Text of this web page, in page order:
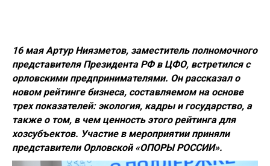
16 маяАртур Ниязметов, заместитель полномочного
представителя Президента РФ в ЦФО, встретился с
орловскими предпринимателями. Он рассказал о
новом рейтинге бизнеса, составляемом на основе
трех показателей: экология, кадры и государство, а
также о том, в чем ценность этого рейтинга для
хозсубъектов. Участие в мероприятии приняли
представители Орловской «ОПОРЫ РОССИИ».